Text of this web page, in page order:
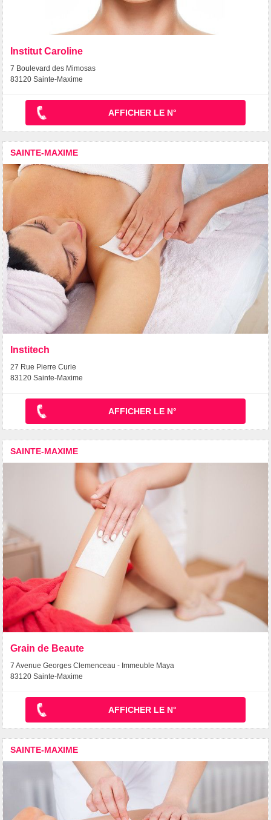
Institut Caroline
7 Boulevard des Mimosas
83120 Sainte-Maxime
AFFICHER LE N°
SAINTE-MAXIME
Institech
27 Rue Pierre Curie
83120 Sainte-Maxime
AFFICHER LE N°
SAINTE-MAXIME
Grain de Beaute
7 Avenue Georges Clemenceau - Immeuble Maya
83120 Sainte-Maxime
AFFICHER LE N°
SAINTE-MAXIME